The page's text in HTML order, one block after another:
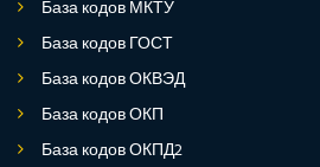
База кодов МКТУ
База кодов ГОСТ
База кодов ОКВЭД
База кодов ОКП
База кодов ОКПД2